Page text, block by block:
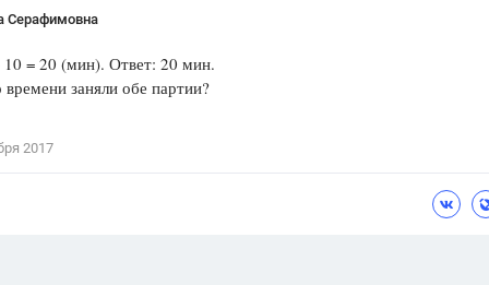
Серафимовна
= 20 (мин). Ответ: 20 мин.
времени заняли обе партии?
2017